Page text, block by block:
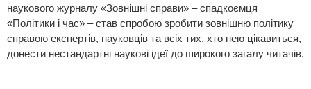
наукового журналу «Зовнішні справи» – спадкоємця
«Політики і час» – став спробою зробити зовнішню політику
справою експертів, науковців та всіх тих, хто нею цікавиться,
донести нестандартні наукові ідеї до широкого загалу читачів.